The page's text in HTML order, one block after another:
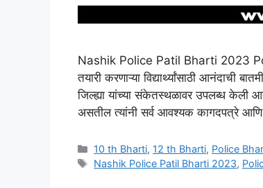
Nashik Police Patil Bharti 2023
तयारी करणाऱ्या विद्यार्थ्यांसाठी आनंदाची
जिल्ह्या यांच्या संकेतस्थळावर उपलब्ध
असतील त्यांनी सर्व आवश्यक कागदपत्रे
Categories
10 th Bharti, 12 th Bharti, Police
Tags
Nashik Police Patil Bharti 2023,